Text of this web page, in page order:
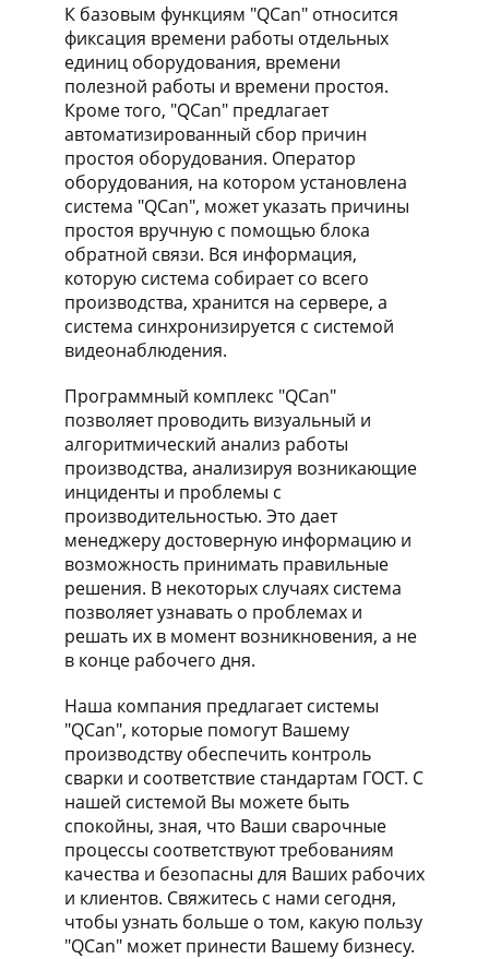
К базовым функциям "QCan" относится
фиксация времени работы отдельных
единиц оборудования, времени
полезной работы и времени простоя.
Кроме того, "QCan" предлагает
автоматизированный сбор причин
простоя оборудования. Оператор
оборудования, на котором установлена
система "QCan", может указать причины
простоя вручную с помощью блока
обратной связи. Вся информация,
которую система собирает со всего
производства, хранится на сервере, а
система синхронизируется с системой
видеонаблюдения.
Программный комплекс "QCan"
позволяет проводить визуальный и
алгоритмический анализ работы
производства, анализируя возникающие
инциденты и проблемы с
производительностью. Это дает
менеджеру достоверную информацию и
возможность принимать правильные
решения. В некоторых случаях система
позволяет узнавать о проблемах и
решать их в момент возникновения, а не
в конце рабочего дня.
Наша компания предлагает системы
"QCan", которые помогут Вашему
производству обеспечить контроль
сварки и соответствие стандартам ГОСТ. С
нашей системой Вы можете быть
спокойны, зная, что Ваши сварочные
процессы соответствуют требованиям
качества и безопасны для Ваших рабочих
и клиентов. Свяжитесь с нами сегодня,
чтобы узнать больше о том, какую пользу
"QCan" может принести Вашему бизнесу.